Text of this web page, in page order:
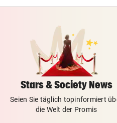
Feuerwehr jagte
am Spielplatz
PSG WARTET SCHON
WM-Held zeigt Sixpack –
er Barcelona?
AUCH GROSSELTERN TOT
Stars & Society News
Seien Sie täglich topinformiert
die Welt der Promis